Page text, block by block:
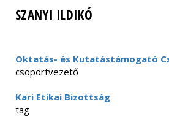
SZANYI ILDIKÓ
Oktatás- és Kutatástámogató
csoportvezető
Kari Etikai Bizottság
tag